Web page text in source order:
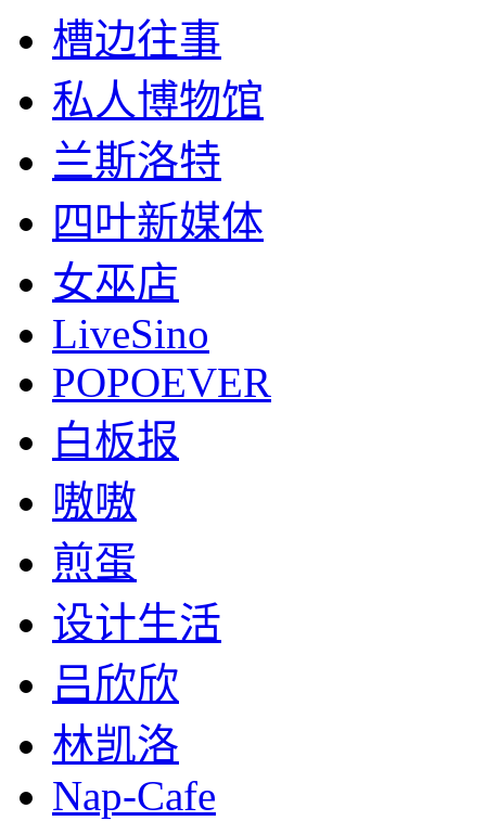
槽边往事
私人博物馆
兰斯洛特
四叶新媒体
女巫店
LiveSino
POPOEVER
白板报
嗷嗷
煎蛋
设计生活
吕欣欣
林凯洛
Nap-Cafe